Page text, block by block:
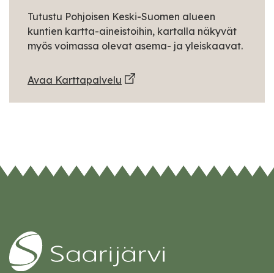
Tutustu Pohjoisen Keski-Suomen alueen
kuntien kartta-aineistoihin, kartalla näkyvät
myös voimassa olevat asema- ja yleiskaavat.
Avaa Karttapalvelu